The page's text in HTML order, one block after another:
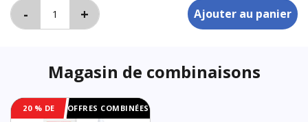
Magasin de combinaisons
20 % DE
OFFRES COMBINÉES